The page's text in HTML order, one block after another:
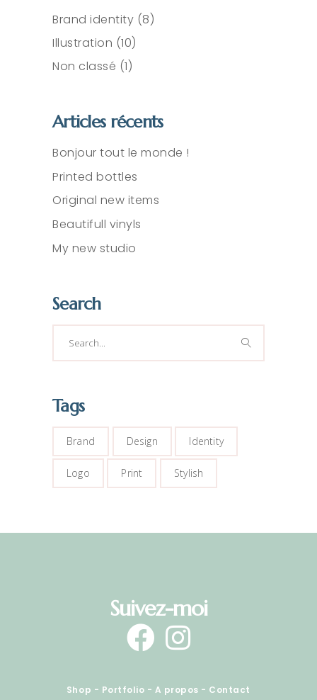
Brand identity (8)
Illustration (10)
Non classé (1)
Articles récents
Bonjour tout le monde !
Printed bottles
Original new items
Beautifull vinyls
My new studio
Search
Tags
Brand Design Identity
Logo Print Stylish
Suivez-moi
Shop - Portfolio - A propos - Contact